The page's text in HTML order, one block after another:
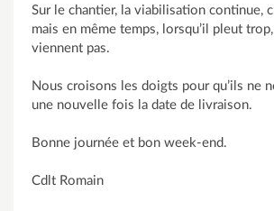
Sur le chantier, la viabilisation continue,
mais en même temps, lorsqu’il pleut
viennent pas.
Nous croisons les doigts pour qu’ils ne
une nouvelle fois la date de livraison.
Bonne journée et bon week-end.
Cdlt Romain